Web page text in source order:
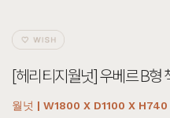
[헤리티지월넛] 우베르 B형
월넛 | W1800 X D1100 X